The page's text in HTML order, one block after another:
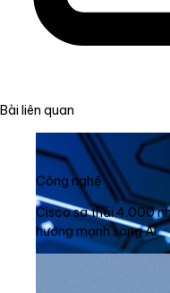
Bài liên quan
Công nghệ
Cisco sa thải 4.000
hướng mạnh sang AI